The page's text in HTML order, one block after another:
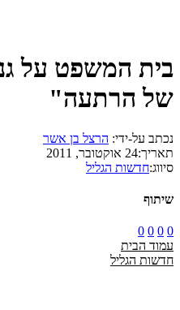
בית המשפט על
של הרתעה"
נכתב על-ידי: הרצל בן אשר
תאריך:24 אוקטובר, 2011
סיווג:חדשות הגליל
שיתוף
0
0
0
0
עמוד הבית
חדשות הגליל